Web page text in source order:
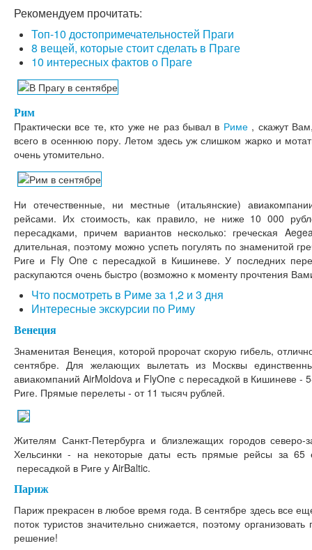
Рекомендуем прочитать:
Топ-10 достопримечательностей Праги
8 вещей, которые стоит сделать в Праге
10 интересных фактов о Праге
Рим
Практически все те, кто уже не раз бывал в Риме , скажут
всего в осеннюю пору. Летом здесь уж слишком жарко и
очень утомительно.
Ни отечественные, ни местные (итальянские)
рейсами. Их стоимость, как правило, не ниже 10 000
пересадками, причем вариантов несколько: греческая
длительная, поэтому можно успеть погулять по знаменитой
Риге и Fly One с пересадкой в Кишиневе. У последних
раскупаются очень быстро (возможно к моменту прочтения
Что посмотреть в Риме за 1,2 и 3 дня
Интересные экскурсии по Риму
Венеция
Знаменитая Венеция, которой пророчат скорую гибель,
сентябре. Для желающих вылетать из Москвы
авиакомпаний AirMoldova и FlyOne с пересадкой в Кишиневе -
Риге. Прямые перелеты - от 11 тысяч рублей.
Жителям Санкт-Петербурга и близлежащих городов
Хельсинки - на некоторые даты есть прямые рейсы за
пересадкой в Риге у AirBaltic.
Париж
Париж прекрасен в любое время года. В сентябре здесь все
поток туристов значительно снижается, поэтому
решение!